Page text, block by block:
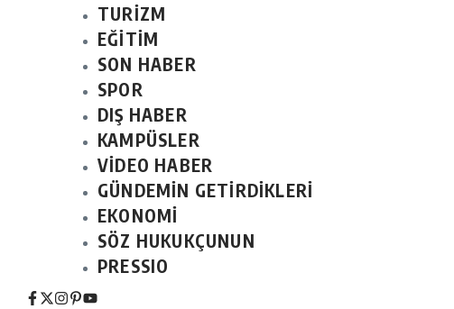
TURİZM
EĞİTİM
SON HABER
SPOR
DIŞ HABER
KAMPÜSLER
VİDEO HABER
GÜNDEMİN GETİRDİKLERİ
EKONOMİ
SÖZ HUKUKÇUNUN
PRESSIO